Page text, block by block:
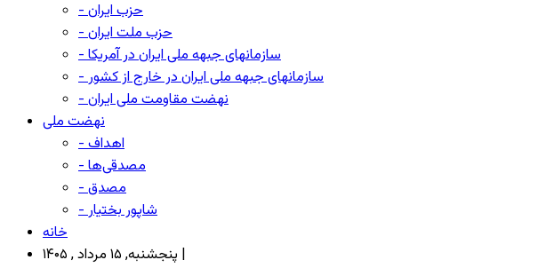
- حزب ایران
- حزب ملت ایران
- سازمانهای جبهه ملی ایران در آمریکا
- سازمانهای جبهه ملی ایران در خارج از کشور
- نهضت مقاومت ملی ایران
نهضت ملی
- اهداف
- مصدقی‌ها
- مصدق
- شاپور بختیار
خانه
پنجشنبه, ۱۵ مرداد , ۱۴۰۵ |